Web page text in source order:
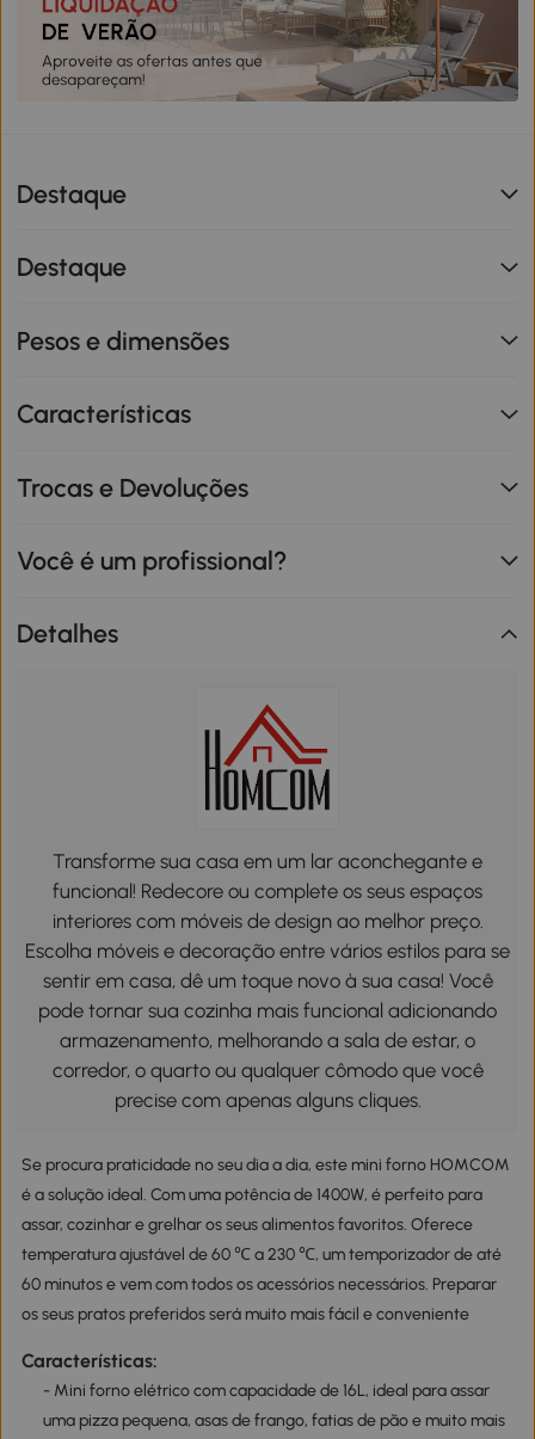
Destaque
Destaque
Pesos e dimensões
Características
Trocas e Devoluções
Você é um profissional?
Detalhes
Transforme sua casa em um lar aconchegante e
funcional! Redecore ou complete os seus espaços
interiores com móveis de design ao melhor preço.
Escolha móveis e decoração entre vários estilos para se
sentir em casa, dê um toque novo à sua casa! Você
pode tornar sua cozinha mais funcional adicionando
armazenamento, melhorando a sala de estar, o
corredor, o quarto ou qualquer cômodo que você
precise com apenas alguns cliques.
Se procura praticidade no seu dia a dia, este mini forno HOMCOM
é a solução ideal. Com uma potência de 1400W, é perfeito para
assar, cozinhar e grelhar os seus alimentos favoritos. Oferece
temperatura ajustável de 60 ℃ a 230 ℃, um temporizador de até
60 minutos e vem com todos os acessórios necessários. Preparar
os seus pratos preferidos será muito mais fácil e conveniente
Características:
- Mini forno elétrico com capacidade de 16L, ideal para assar
uma pizza pequena, asas de frango, fatias de pão e muito mais